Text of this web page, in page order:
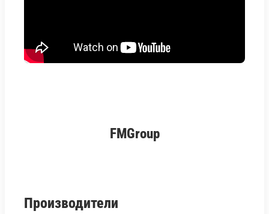
FMGroup
Производители